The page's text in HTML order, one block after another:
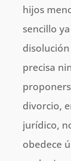
hijos
sencillo
precisa
divorcio,
jurídico,
obedece